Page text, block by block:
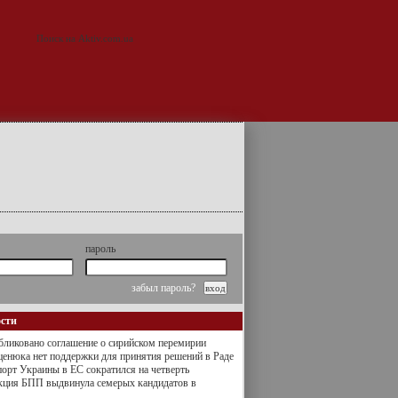
пароль
забыл пароль?
соглашение о сирийском перемирии
нет поддержки для принятия решений в Раде
Украины в ЕС сократился на четверть
БПП выдвинула семерых кандидатов в